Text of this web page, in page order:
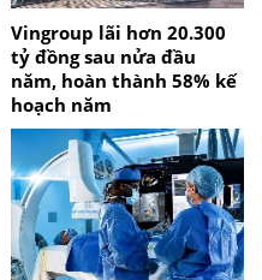
Vingroup lãi hơn 20.300
tỷ đồng sau nửa đầu
năm, hoàn thành 58% kế
hoạch năm